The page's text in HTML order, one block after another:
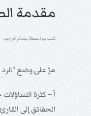
مقدمة
كتب بواسطة بسّام فرجو.
مرّ على وضع
أ – كثرة
الحقائق إلى